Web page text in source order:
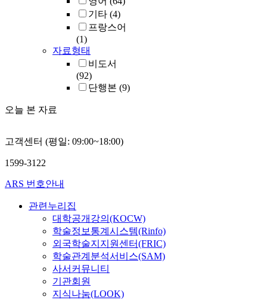
기타 (4)
프랑스어
(1)
자료형태
비도서
(92)
단행본 (9)
오늘 본 자료
고객센터 (평일: 09:00~18:00)
1599-3122
ARS 번호안내
관련누리집
대학공개강의(KOCW)
학술정보통계시스템(Rinfo)
외국학술지지원센터(FRIC)
학술관계분석서비스(SAM)
사서커뮤니티
기관회원
지식나눔(LOOK)